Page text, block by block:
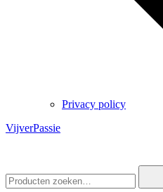
Privacy policy
VijverPassie
naar: